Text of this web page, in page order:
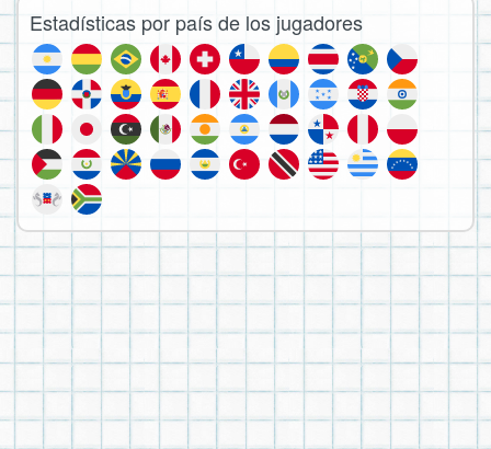
Estadísticas por país de los jugadores